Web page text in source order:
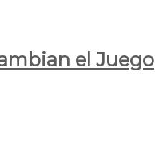
el Juego